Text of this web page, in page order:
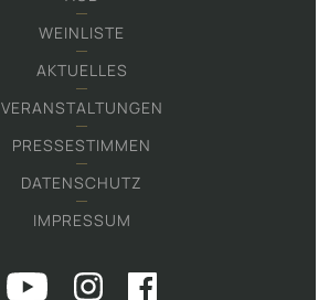
WEINLISTE
AKTUELLES
VERANSTALTUNGEN
PRESSESTIMMEN
DATENSCHUTZ
IMPRESSUM